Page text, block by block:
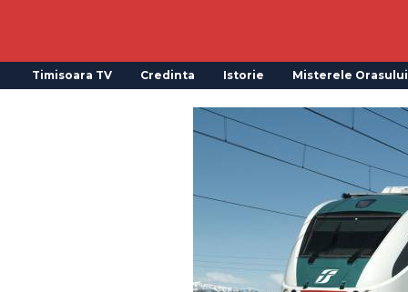
Timisoara TV Credinta Istorie Misterele Orasului